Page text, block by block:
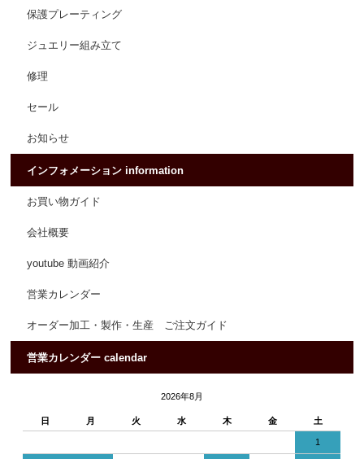
保護プレーティング
ジュエリー組み立て
修理
セール
お知らせ
インフォメーション information
お買い物ガイド
会社概要
youtube 動画紹介
営業カレンダー
オーダー加工・製作・生産 ご注文ガイド
営業カレンダー calendar
2026年8月
日 月 火 水 木 金 土
1